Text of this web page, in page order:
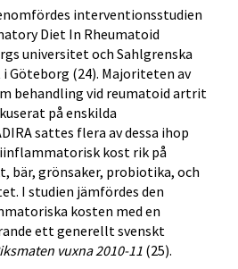
interventionsstudien
Diet In Rheumatoid
universitet och Sahlgrenska
Göteborg (24). Majoriteten av
behandling vid reumatoid artrit
på enskilda
sattes flera av dessa ihop
kost rik på
bär, grönsaker, probiotika, och
I studien jämfördes den
kosten med en
ett generellt svenskt
vuxna 2010-11 (25).